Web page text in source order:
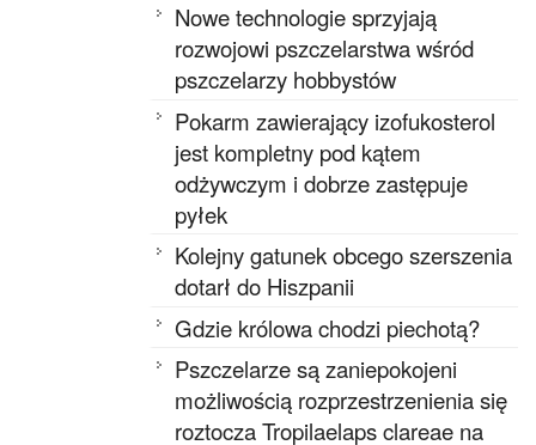
Nowe technologie sprzyjają
rozwojowi pszczelarstwa wśród
pszczelarzy hobbystów
Pokarm zawierający izofukosterol
jest kompletny pod kątem
odżywczym i dobrze zastępuje
pyłek
Kolejny gatunek obcego szerszenia
dotarł do Hiszpanii
Gdzie królowa chodzi piechotą?
Pszczelarze są zaniepokojeni
możliwością rozprzestrzenienia się
roztocza Tropilaelaps clareae na